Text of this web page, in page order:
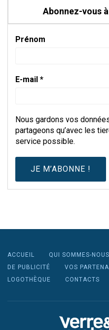
Abonnez-vous
Prénom
E-mail *
Nous gardons vos
partageons qu’avec les
service possible.
ACCUEIL QUI SOMMES-
DE PUBLICITÉ
VOS
LOGOTHÈQUE
CONTACTS